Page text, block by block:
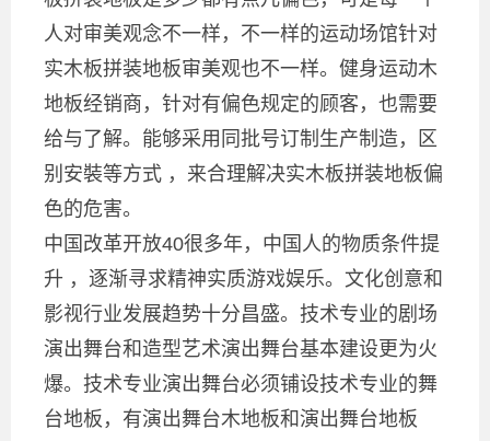
人对审美观念不一样，不一样的运动场馆针对
实木板拼装地板审美观也不一样。健身运动木
地板经销商，针对有偏色规定的顾客，也需要
给与了解。能够采用同批号订制生产制造，区
别安裝等方式 ，来合理解决实木板拼装地板偏
色的危害。
中国改革开放40很多年，中国人的物质条件提
升 ，逐渐寻求精神实质游戏娱乐。文化创意和
影视行业发展趋势十分昌盛。技术专业的剧场
演出舞台和造型艺术演出舞台基本建设更为火
爆。技术专业演出舞台必须铺设技术专业的舞
台地板，有演出舞台木地板和演出舞台地板